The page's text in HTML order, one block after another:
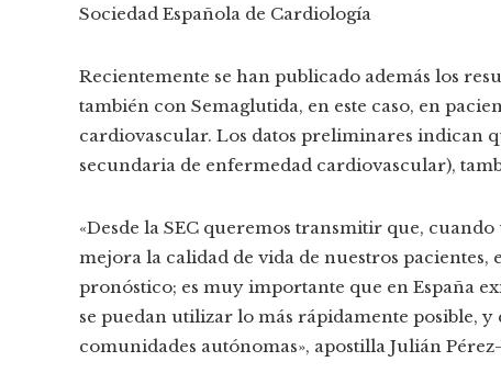
Sociedad Española de Cardiología
Recientemente se han publicado además los
también con Semaglutida, en este caso, en
cardiovascular. Los datos preliminares indican
secundaria de enfermedad cardiovascular),
«Desde la SEC queremos transmitir que,
mejora la calidad de vida de nuestros
pronóstico; es muy importante que en España
se puedan utilizar lo más rápidamente posible,
comunidades autónomas», apostilla Julián